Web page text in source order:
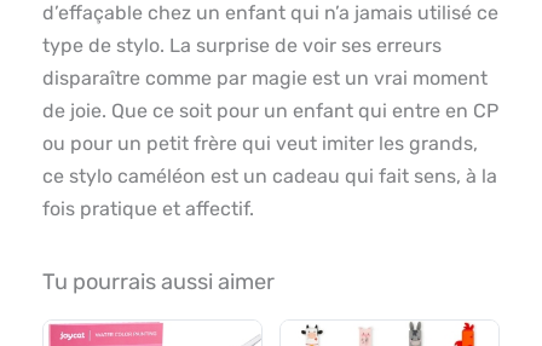
d’effaçable chez un enfant qui n’a jamais utilisé ce
type de stylo. La surprise de voir ses erreurs
disparaître comme par magie est un vrai moment
de joie. Que ce soit pour un enfant qui entre en CP
ou pour un petit frère qui veut imiter les grands,
ce stylo caméléon est un cadeau qui fait sens, à la
fois pratique et affectif.
Tu pourrais aussi aimer